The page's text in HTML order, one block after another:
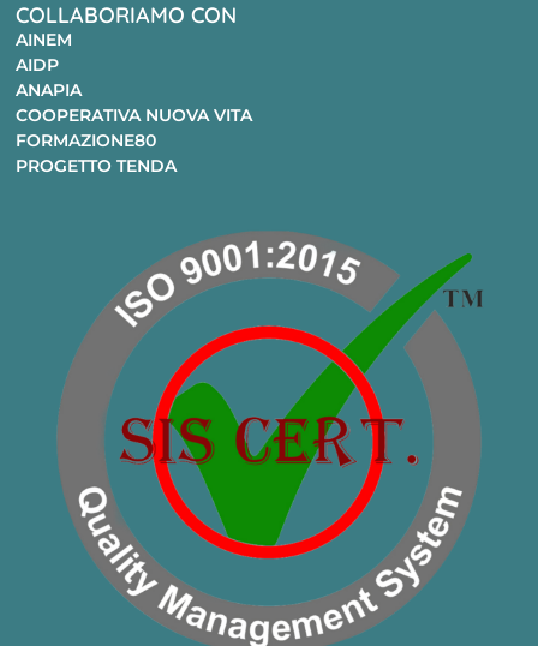
COLLABORIAMO CON
AINEM
AIDP
ANAPIA
COOPERATIVA NUOVA VITA
FORMAZIONE80
PROGETTO TENDA